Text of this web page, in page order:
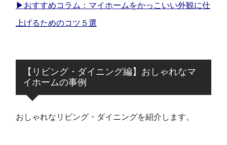
▶おすすめコラム：マイホームをかっこいい外観に仕
上げるためのコツ５選
【リビング・ダイニング編】おしゃれなマ
イホームの事例
おしゃれなリビング・ダイニングを紹介します。